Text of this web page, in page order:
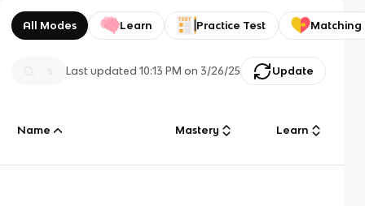
All Modes Learn Practice Test Matching
Last updated10:13 PM on 3/26/25 Update
Name Mastery Learn